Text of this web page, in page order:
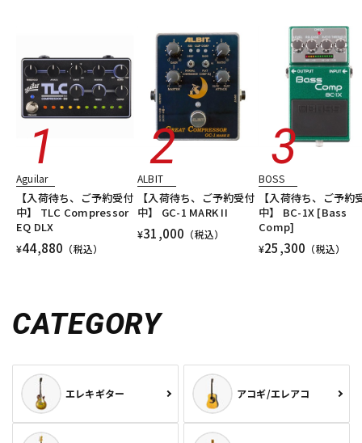
Aguilar
【入荷待ち、ご予約受付
中】 TLC Compressor
EQ DLX
¥44,880 （税込）
ALBIT
【入荷待ち、ご予約受付
中】 GC-1 MARK II
¥31,000 （税込）
BOSS
【入荷待ち、ご予約
中】 BC-1X [Bass
Comp]
¥25,300 （税込）
CATEGORY
エレキギター アコギ/エレアコ